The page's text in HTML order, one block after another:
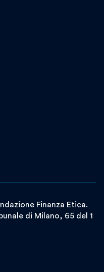
Finanza Etica.
di Milano, 65 del 1